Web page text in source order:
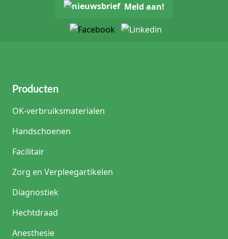
Meld aan!
Producten
OK-verbruiksmaterialen
Handschoenen
Facilitair
Zorg en Verpleegartikelen
Diagnostiek
Hechtdraad
Anesthesie